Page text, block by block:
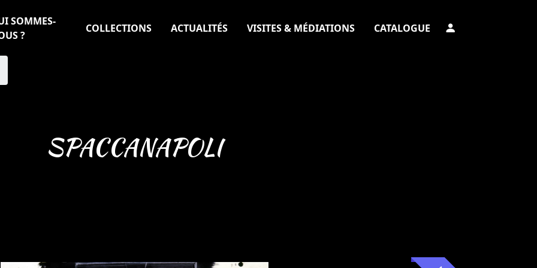
SOMMES-
?
COLLECTIONS ACTUALITÉS VISITES & MÉDIATIONS CATALOGUE
SPACCANAPOLI